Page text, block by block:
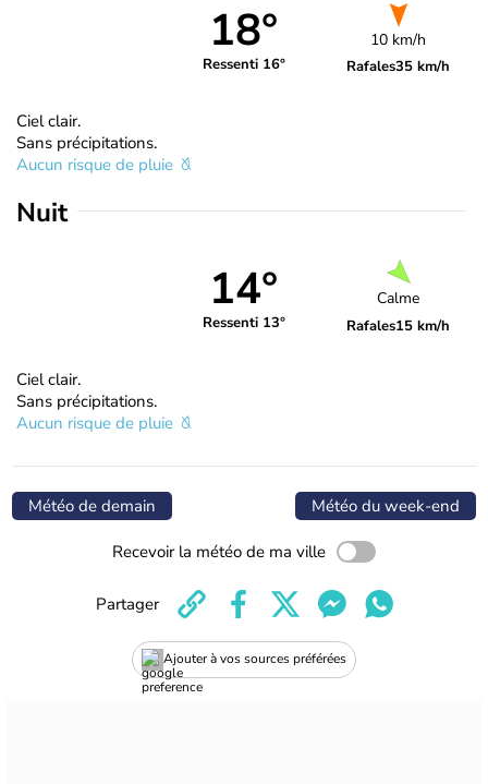
18°
Ressenti 16°
10 km/h
Rafales35 km/h
Ciel clair.
Sans précipitations.
Aucun risque de pluie
Nuit
14°
Ressenti 13°
Calme
Rafales15 km/h
Ciel clair.
Sans précipitations.
Aucun risque de pluie
Météo de demain Météo du week-end
Recevoir la météo de ma ville
Ajouter à vos sources préférées
Partager